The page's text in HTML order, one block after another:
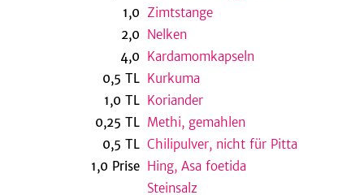
1,0 Zimtstange
2,0 Nelken
4,0 Kardamomkapseln
0,5 TL Kurkuma
1,0 TL Koriander
0,25 TL Methi, gemahlen
0,5 TL Chilipulver, nicht für Pitta
1,0 Prise Hing, Asa foetida
Steinsalz